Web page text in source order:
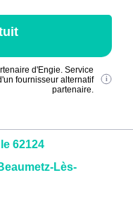
d'Engie. Service
fournisseur alternatif
partenaire.
62124
Lès-